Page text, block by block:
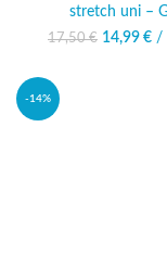
stretch uni –
17,50€
Le prix
14,99 € /
-14%